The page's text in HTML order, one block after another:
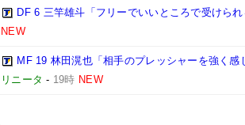
DF 6 三竿雄斗「フリーでいいところで受けら
NEW
MF 19 林田滉也「相手のプレッシャーを強く
リニータ - 19時 NEW